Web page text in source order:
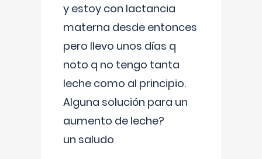
y estoy con lactancia
materna desde entonces
pero llevo unos días q
noto q no tengo tanta
leche como al principio.
Alguna solución para un
aumento de leche?
un saludo